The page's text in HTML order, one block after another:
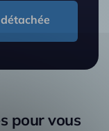
pour vous